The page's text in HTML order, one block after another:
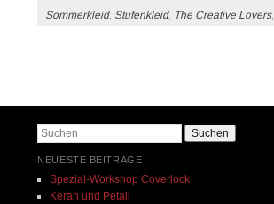
Sommerkleid, Stufenkleid, The Creative Lovers,
Suchen
NEUESTE BEITRÄGE
Spezial-Workshop Coverlock
Kerah und Petali